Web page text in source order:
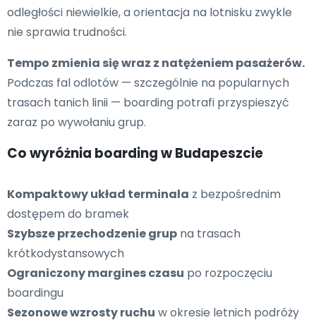
odległości niewielkie, a orientacja na lotnisku zwykle
nie sprawia trudności.
Tempo zmienia się wraz z natężeniem pasażerów.
Podczas fal odlotów — szczególnie na popularnych
trasach tanich linii — boarding potrafi przyspieszyć
zaraz po wywołaniu grup.
Co wyróżnia boarding w Budapeszcie
Kompaktowy układ terminala z bezpośrednim
dostępem do bramek
Szybsze przechodzenie grup na trasach
krótkodystansowych
Ograniczony margines czasu po rozpoczęciu
boardingu
Sezonowe wzrosty ruchu w okresie letnich podróży